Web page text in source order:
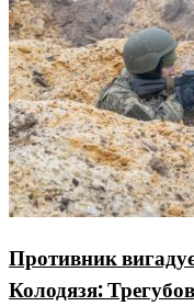
Противник вигадує
Колодязя: